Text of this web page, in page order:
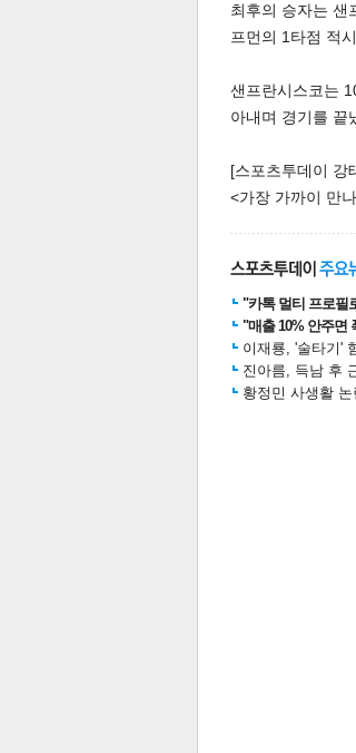
스북 터 공 공유
달기
최후의 승자는 샌
프먼의 1타점 적
샌프란시스코는
아내며 경기를 끝
[스포츠투데이 강
<가장 가까이 만
"카톡 멀티 프로필
"매출 10% 안주면
이재룡, '술타기'
진아름, 득남 후
황정민 사생활